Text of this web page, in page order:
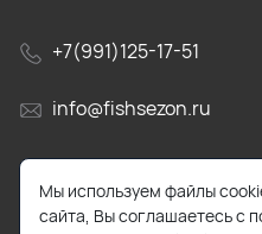
+7(991)125-17-51
info@fishsezon.ru
105484, г. Москва, 16-
Мы используем файлы
сайта, Вы соглашаетесь с